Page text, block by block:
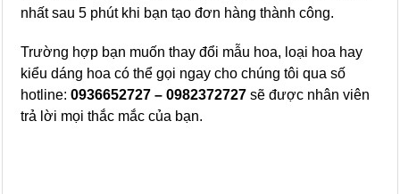
nhất sau 5 phút khi bạn tạo đơn hàng thành công.
Trường hợp bạn muốn thay đổi mẫu hoa, loại hoa hay
kiểu dáng hoa có thể gọi ngay cho chúng tôi qua số
hotline: 0936652727 – 0982372727 sẽ được nhân viên
trả lời mọi thắc mắc của bạn.